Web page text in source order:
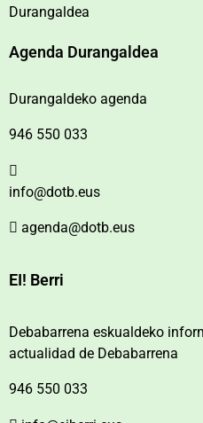
Durangaldea
Agenda Durangaldea
Durangaldeko agenda
946 550 033
info@dotb.eus
agenda@dotb.eus
EI! Berri
Debabarrena eskualdeko
actualidad de Debabarrena
946 550 033